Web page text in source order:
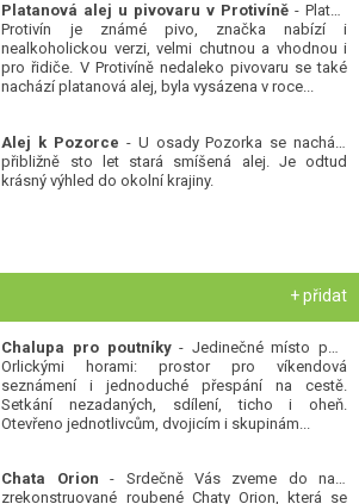
Platanová alej u pivovaru v Protivíně - Platan
Protivín je známé pivo, značka nabízí i
nealkoholickou verzi, velmi chutnou a vhodnou i
pro řidiče. V Protivíně nedaleko pivovaru se také
nachází platanová alej, byla vysázena v roce...
Alej k Pozorce - U osady Pozorka se nachází
přibližně sto let stará smíšená alej. Je odtud
krásný výhled do okolní krajiny.
+ přidat
Chalupa pro poutníky- Jedinečné místo pod
Orlickými horami: prostor pro víkendová
seznámení i jednoduché přespání na cestě.
Setkání nezadaných, sdílení, ticho i oheň.
Otevřeno jednotlivcům, dvojicím i skupinám...
Chata Orion - Srdečně Vás zveme do naší
zrekonstruované roubené Chaty Orion, která se